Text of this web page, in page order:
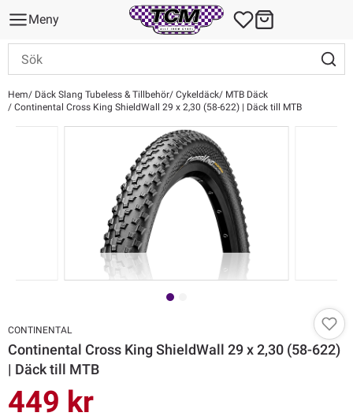
Meny
Hem Däck Slang Tubeless & Tillbehör Cykeldäck
MTB Däck
Continental Cross King ShieldWall 29 x 2,30 (58-622) | Däck till MTB
CONTINENTAL
Continental Cross King ShieldWall 29 x 2,30 (58-622)
| Däck till MTB
449 kr